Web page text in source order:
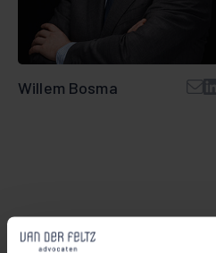
Willem Bosma